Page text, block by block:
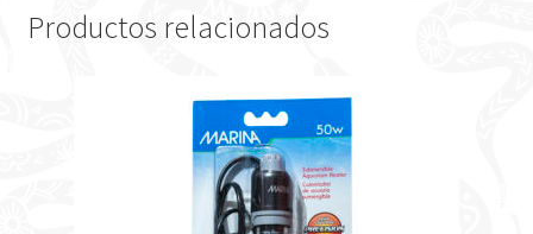
Productos relacionados